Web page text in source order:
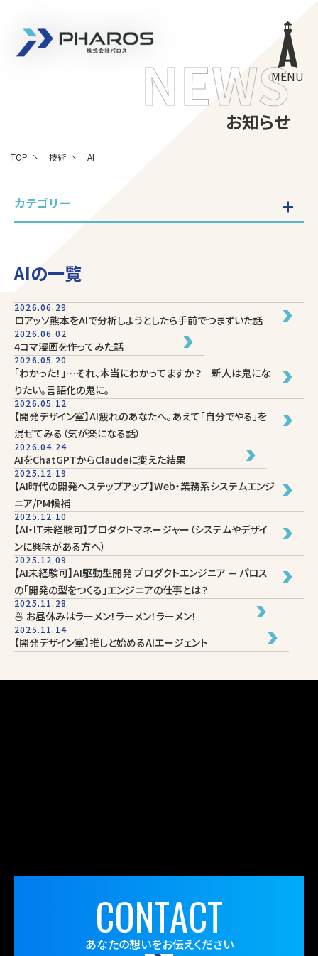
株式会社 Pharos
MENU
お知らせ
NEWS
TOP 技術 AI
AIの一覧
2026.06.29
ロアッソ熊本をAIで分析しようとしたら手前でつまずいた話
2026.06.02
4コマ漫画を作ってみた話
2026.05.20
「わかった！」…それ、本当にわかってますか？ 新人は鬼にな
りたい。言語化の鬼に。
2026.05.12
【開発デザイン室】AI疲れのあなたへ。あえて「自分でやる」を
混ぜてみる（気が楽になる話）
2026.04.24
AIをChatGPTからClaudeに変えた結果
2025.12.19
【AI時代の開発へステップアップ】Web・業務系システムエンジ
ニア/PM候補
2025.12.10
【AI・IT未経験可】プロダクトマネージャー（システムやデザイ
ンに興味がある方へ）
2025.12.09
【AI未経験可】AI駆動型開発 プロダクトエンジニア — パロス
の「開発の型をつくる」エンジニアの仕事とは？
2025.11.28
🍜 お昼休みはラーメン！ラーメン！ラーメン！
2025.11.14
【開発デザイン室】推しと始めるAIエージェント
カテゴリー
CONTACT
あなたの想いをお伝えください